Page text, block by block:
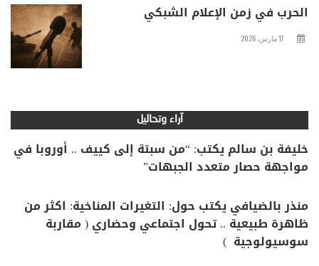
الحرب في زمن الإعلام الشبكي
17 مارس، 2026
آراء وتحاليل
خليفة بن سالم يكتب: “من سبتة إلى كييف .. أوروبا في
مواجهة حصار متعدد الجبهات”
منذر بالضيافي يكتب حول: التغيرات المناخية: اكثر من
ظاهرة طبيعية .. تحول اجتماعي وحضاري ( مقاربة
سوسيولوجية )